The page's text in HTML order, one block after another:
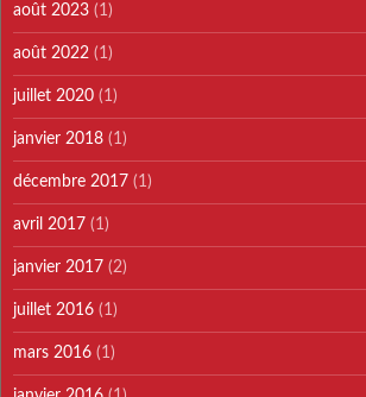
août 2023 (1)
août 2022 (1)
juillet 2020 (1)
janvier 2018 (1)
décembre 2017 (1)
avril 2017 (1)
janvier 2017 (2)
juillet 2016 (1)
mars 2016 (1)